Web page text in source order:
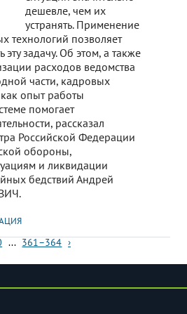
дешевле, чем их
устранять. Применение
технологий позволяет
задачу. Об этом, а также
расходов ведомства
части, кадровых
опыт работы
помогает
рассказал
Российской Федерации
обороны,
и ликвидации
бедствий Андрей
... 361–364 ›